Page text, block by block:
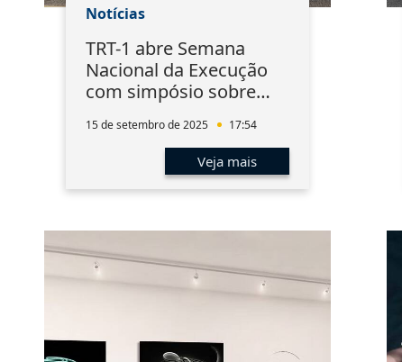
Notícias
TRT-1 abre Semana
Nacional da Execução
com simpósio sobre
15 de setembro de 2025 17:54
Veja mais